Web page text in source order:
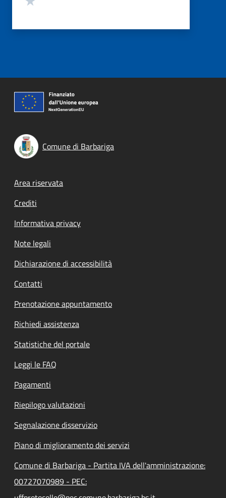
Comune di Barbariga
Footer menu
Area riservata
Crediti
Informativa privacy
Note legali
Dichiarazione di accessibilità
Contatti
Prenotazione appuntamento
Richiedi assistenza
Statistiche del portale
Leggi le FAQ
Pagamenti
Riepilogo valutazioni
Segnalazione disservizio
Piano di miglioramento dei servizi
Comune di Barbariga - Partita IVA dell'amministrazione:
00727070989 - PEC: